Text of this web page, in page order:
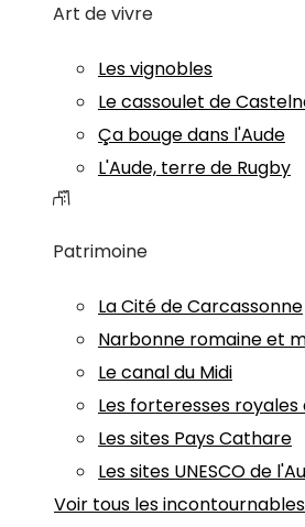
Art de vivre
Les vignobles
Le cassoulet de
Ça bouge dans l'Aude
L'Aude, terre de Rugby
Patrimoine
La Cité de Carcassonne
Narbonne romaine et
Le canal du Midi
Les forteresses royales
Les sites Pays Cathare
Les sites UNESCO de
Voir tous les incontournables